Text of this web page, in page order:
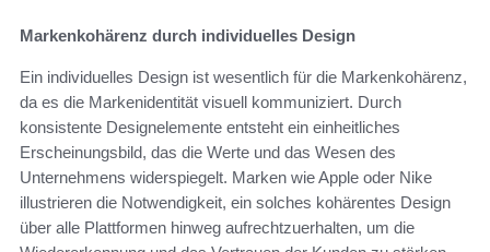
Markenkohärenz durch individuelles Design
Ein individuelles Design ist wesentlich für die Markenkohärenz,
da es die Markenidentität visuell kommuniziert. Durch
konsistente Designelemente entsteht ein einheitliches
Erscheinungsbild, das die Werte und das Wesen des
Unternehmens widerspiegelt. Marken wie Apple oder Nike
illustrieren die Notwendigkeit, ein solches kohärentes Design
über alle Plattformen hinweg aufrechtzuerhalten, um die